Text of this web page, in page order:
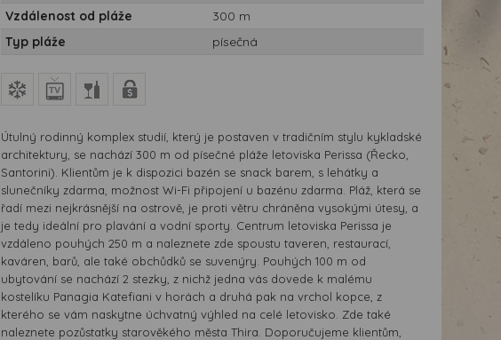
Vzdálenost od pláže
300 m
Typ pláže
písečná
Útulný rodinný komplex studií, který je postaven v tradičním stylu kykladské
architektury, se nachází 300 m od písečné pláže letoviska Perissa (Řecko,
Santorini). Klientům je k dispozici bazén se snack barem, s lehátky a
slunečníky zdarma, možnost Wi-Fi připojení u bazénu zdarma. Pláž, která se
řadí mezi nejkrásnější na ostrově, je proti větru chráněna vysokými útesy, a
je tedy ideální pro plavání a vodní sporty. Centrum letoviska Perissa je
vzdáleno pouhých 250 m a naleznete zde spoustu taveren, restaurací,
kaváren, barů, ale také obchůdků se suvenýry. Pouhých 100 m od
ubytování se nachází 2 stezky, z nichž jedna vás dovede k malému
kostelíku Panagia Katefiani v horách a druhá pak na vrchol kopce, z
kterého se vám naskytne úchvatný výhled na celé letovisko. Zde také
naleznete pozůstatky starověkého města Thira. Doporučujeme klientům,